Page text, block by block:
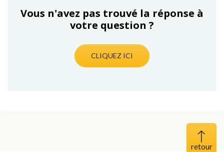
Vous n'avez pas trouvé la réponse à
votre question ?
CLIQUEZ ICI
Haut